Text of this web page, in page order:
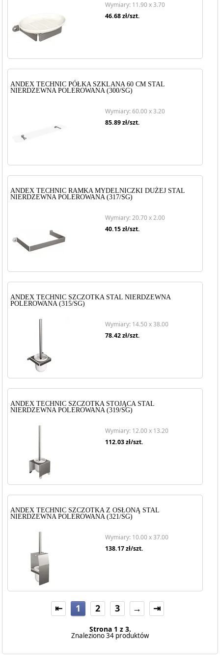
Wymiary: 11.90 x 3.70
46.68zł/szt.
ANDEX TECHNIC PÓŁKA SZKLANA 60 CM STAL
NIERDZEWNA POLEROWANA (300/SG)
Wymiary: 60.00 x 3.20
85.89zł/szt.
ANDEX TECHNIC RAMKA MYDELNICZKI DUŻEJ STAL
NIERDZEWNA POLEROWANA (317/SG)
Wymiary: 20.70 x 2.00
40.15zł/szt.
ANDEX TECHNIC SZCZOTKA STAL NIERDZEWNA
POLEROWANA (315/SG)
Wymiary: 14.50 x 38.00
78.42zł/szt.
ANDEX TECHNIC SZCZOTKA STOJĄCA STAL
NIERDZEWNA POLEROWANA (319/SG)
Wymiary: 12.00 x 13.20
112.03zł/szt.
ANDEX TECHNIC SZCZOTKA Z OSŁONĄ STAL
NIERDZEWNA POLEROWANA (321/SG)
Wymiary: 10.00 x 37.00
138.17zł/szt.
⇤ 1 2 3 → ⇥
Strona 1 z 3.
Znaleziono 34 produktów